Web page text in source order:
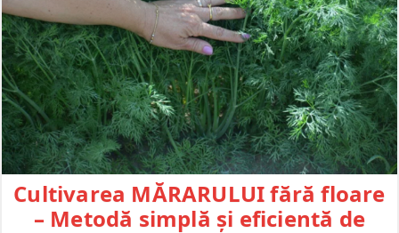
Cultivarea MĂRARULUI fără floare
– Metodă simplă și eficientă de